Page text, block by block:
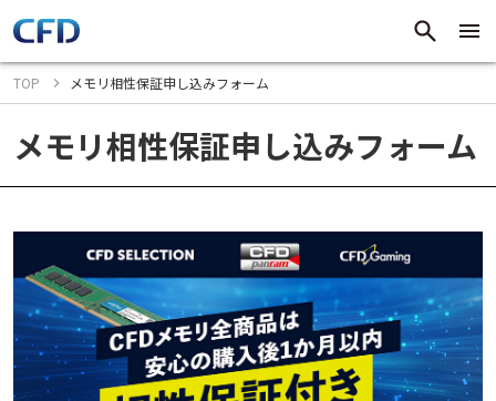
TOP メモリ相性保証申し込みフォーム
メモリ相性保証申し込みフォーム